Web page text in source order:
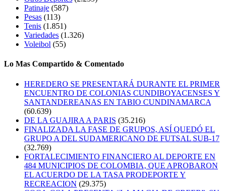
Patinaje (587)
Pesas (113)
Tenis (1.851)
Variedades (1.326)
Voleibol (55)
Lo Mas Compartido & Comentado
HEREDERO SE PRESENTARÁ DURANTE EL PRIMER
ENCUENTRO DE COLONIAS CUNDIBOYACENSES Y
SANTANDEREANAS EN TABIO CUNDINAMARCA
(60.639)
DE LA GUAJIRA A PARIS (35.216)
FINALIZADA LA FASE DE GRUPOS, ASÍ QUEDÓ EL
GRUPO A DEL SUDAMERICANO DE FUTSAL SUB-17
(32.769)
FORTALECIMIENTO FINANCIERO AL DEPORTE EN
484 MUNICIPIOS DE COLOMBIA, QUE APROBARON
EL ACUERDO DE LA TASA PRODEPORTE Y
RECREACION (29.375)